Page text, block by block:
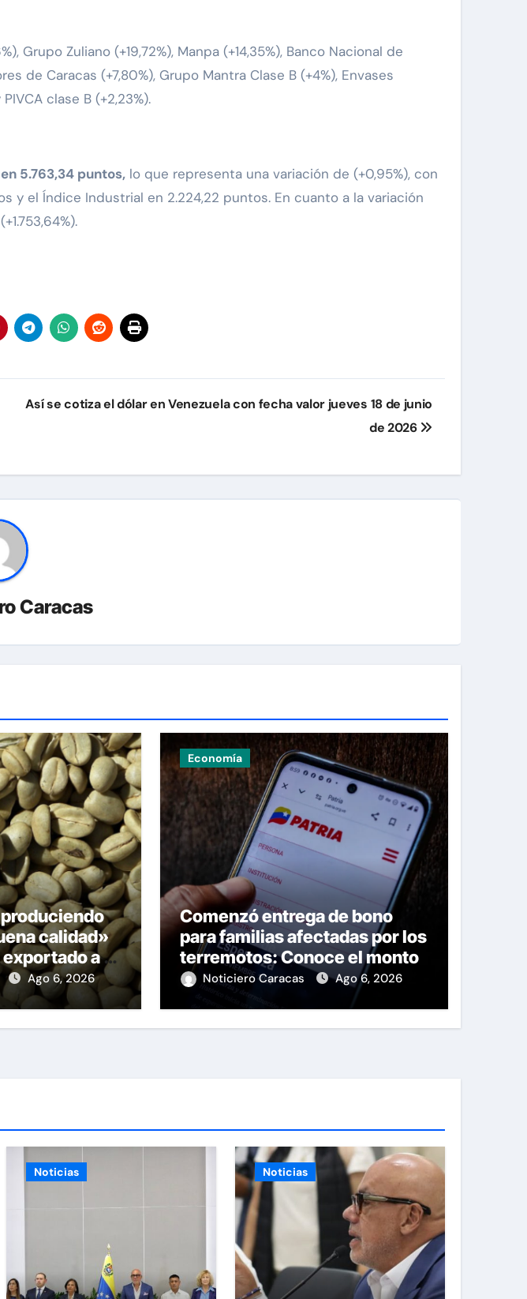
Grupo Zuliano (+19,72%), Manpa (+14,35%), Banco Nacional de
de Caracas (+7,80%), Grupo Mantra Clase B (+4%), Envases
clase B (+2,23%).
5.763,34 puntos, lo que representa una variación de (+0,95%), con
y el Índice Industrial en 2.224,22 puntos. En cuanto a la variación
Así se cotiza el dólar en Venezuela con fecha valor jueves 18 de junio
de 2026
Caracas
calidad»
a 21
Ago 6, 2026
Economía
Comenzó entrega de bono
para familias afectadas por los
terremotos: Conoce el monto
Noticiero Caracas Ago 6, 2026
Noticias Noticias